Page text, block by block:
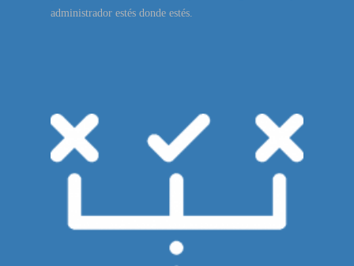
administrador estés donde estés.